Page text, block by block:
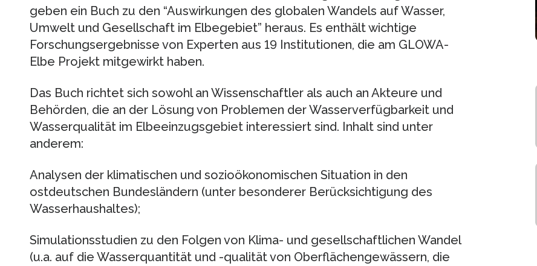
geben ein Buch zu den “Auswirkungen des globalen Wandels auf Wasser,
Umwelt und Gesellschaft im Elbegebiet” heraus. Es enthält wichtige
Forschungsergebnisse von Experten aus 19 Institutionen, die am GLOWA-
Elbe Projekt mitgewirkt haben.
Das Buch richtet sich sowohl an Wissenschaftler als auch an Akteure und
Behörden, die an der Lösung von Problemen der Wasserverfügbarkeit und
Wasserqualität im Elbeeinzugsgebiet interessiert sind. Inhalt sind unter
anderem:
Analysen der klimatischen und sozioökonomischen Situation in den
ostdeutschen Bundesländern (unter besonderer Berücksichtigung des
Wasserhaushaltes);
Simulationsstudien zu den Folgen von Klima- und gesellschaftlichen Wandel
(u.a. auf die Wasserquantität und -qualität von Oberflächengewässern, die